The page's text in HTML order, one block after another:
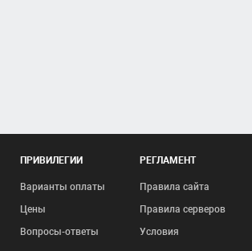
ПРИВИЛЕГИИ
Варианты оплаты
Цены
Вопросы-ответы
РЕГЛАМЕНТ
Правила сайта
Правила серверов
Условия